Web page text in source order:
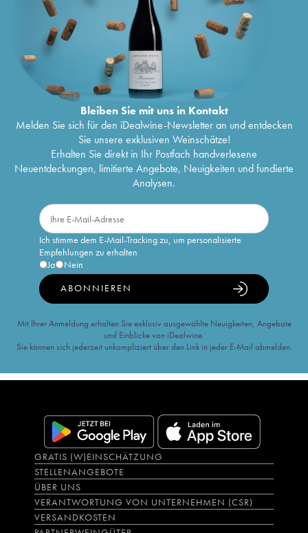
Bleiben Sie mit uns in Kontakt
Melden Sie sich für den iDealwine-Newsletter an und entdecken
Sie unsere exklusiven Weinschätze!
Erhalten Sie direkt in Ihr Postfach handverlesene
Neuentdeckungen, limitierte Angebote, Neuigkeiten und fundierte
Analysen.
Ich stimme dem E-Mail-Tracking zu, um personalisierte
Empfehlungen zu erhalten
Ja
Nein
ABONNIEREN
Mit Ihrer Anmeldung erhalten Sie exklusiv ausgewählte Neuigkeiten, Angebote
und Einblicke von iDealwine.
Sie können sich jederzeit unkompliziert über den Link in jeder E-Mail abmelden.
GRATIS (W)EINSCHÄTZUNG
STELLENANGEBOTE
ÜBER UNS
VERANTWORTUNG VON UNTERNEHMEN (CSR)
VERSANDKOSTEN